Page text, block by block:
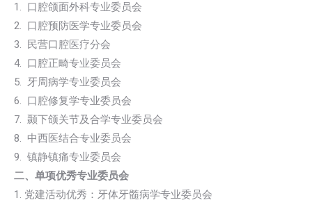
1. 口腔颌面外科专业委员会
2. 口腔预防医学专业委员会
3. 民营口腔医疗分会
4. 口腔正畸专业委员会
5. 牙周病学专业委员会
6. 口腔修复学专业委员会
7. 颞下颌关节及合学专业委员会
8. 中西医结合专业委员会
9. 镇静镇痛专业委员会
二、单项优秀专业委员会
1. 党建活动优秀：牙体牙髓病学专业委员会